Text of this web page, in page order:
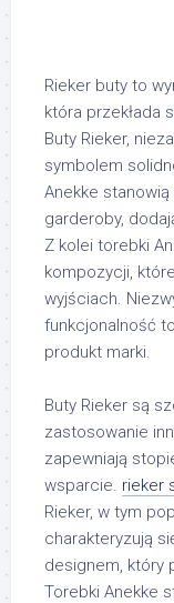
Rieker buty to
która przekłada
Buty Rieker,
symbolem
Anekke
garderoby,
Z kolei torebki
kompozycji,
wyjściach.
funkcjonalność
produkt marki.
Buty Rieker są
zastosowanie
zapewniają
wsparcie. rieker
Rieker, w tym
charakteryzują
designem, który
Torebki Anekke